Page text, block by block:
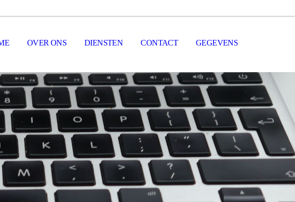
OVER ONS DIENSTEN CONTACT GEGEVENS